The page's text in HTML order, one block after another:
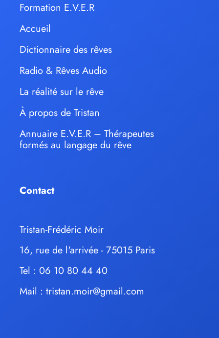
Formation E.V.E.R
Accueil
Dictionnaire des rêves
Radio & Rêves Audio
La réalité sur le rêve
À propos de Tristan
Annuaire E.V.E.R – Thérapeutes
formés au langage du rêve
Contact
Tristan-Frédéric Moir
16, rue de l'arrivée - 75015 Paris
Tel : 06 10 80 44 40
Mail : tristan.moir@gmail.com